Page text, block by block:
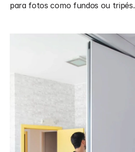
para fotos como fundos ou tripés.